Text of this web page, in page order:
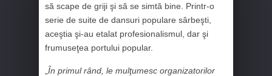
să scape de griji şi să se simtă bine. Printr-o
serie de suite de dansuri populare sârbeşti,
aceştia şi-au etalat profesionalismul, dar şi
frumuseţea portului popular.
În primul rând, le mulţumesc organizatorilor